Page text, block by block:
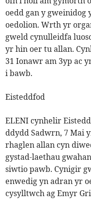
oedd gan y
oedolion. Wrth yr
gweld cynulleidfa
yr hin oer tu allan.
31 Ionawr am 3yp ac
i bawb.
Eisteddfod
ELENI cynhelir
ddydd Sadwrn, 7 Mai
rhaglen allan cyn
gystad-laethau
siwtio pawb. Cynigir
enwedig yn adran yr
cysylltwch ag Emyr